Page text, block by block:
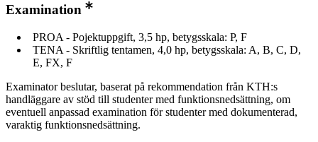
Examination
PROA - Pojektuppgift, 3,5 hp, betygsskala: P, F
TENA - Skriftlig tentamen, 4,0 hp, betygsskala: A, B, C, D,
E, FX, F
Examinator beslutar, baserat på rekommendation från KTH:s
handläggare av stöd till studenter med funktionsnedsättning, om
eventuell anpassad examination för studenter med dokumenterad,
varaktig funktionsnedsättning.